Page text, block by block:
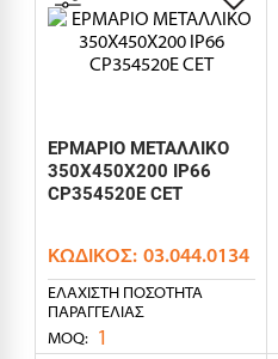
ΕΡΜΑΡΙΟ ΜΕΤΑΛΛΙΚΟ
350X450X200 IP66
CP354520E CET
ΚΩΔΙΚΌΣ: 03.044.0134
ΕΛΆΧΙΣΤΗ ΠΟΣΌΤΗΤΑ
ΠΑΡΑΓΓΕΛΊΑΣ
MOQ: 1